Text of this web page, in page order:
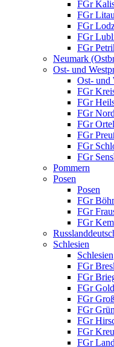
FGr
FGr
FGr
FGr
FGr
Neumark
Ost- und
Ost- und
FGr
FGr
FGr
FGr
FGr
FGr
FGr
Pommern
Posen
Posen
FGr
FGr
FGr
Schlesien
Schlesien
FGr
FGr
FGr
FGr
FGr
FGr
FGr
FGr